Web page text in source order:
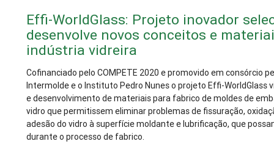
Effi-WorldGlass: Projeto inovador
desenvolve novos conceitos e
indústria vidreira
Cofinanciado pelo COMPETE 2020 e promovido em consórcio
Intermolde e o Instituto Pedro Nunes o projeto Effi-WorldGlass
e desenvolvimento de materiais para fabrico de moldes de
vidro que permitissem eliminar problemas de fissuração,
adesão do vidro à superfície moldante e lubrificação, que
durante o processo de fabrico.